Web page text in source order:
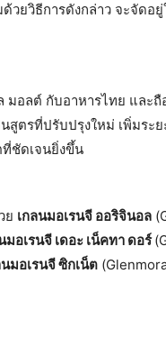
วยวิธีการดังกล่าว จะจัดอ
มอลต์ กับอาหารไทย และถื
สูตรที่ปรับปรุงใหม่ เพิ่มระ
ชัดเจนยิ่งขึ้น
ย เกลนมอเรนจี ออริจินอล
มอเรนจี เดอะ เน็คทา ดอร์
นมอเรนจี ซิกเน็ต